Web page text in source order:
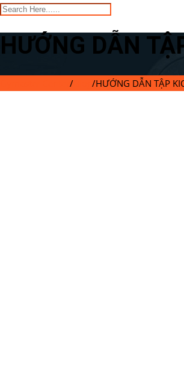
HƯỚNG DẪN
/ /HƯỚNG DẪN TẬP